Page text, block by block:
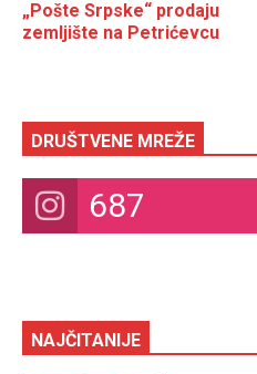
„Pošte Srpske“ prodaju
zemljište na Petrićevcu
DRUŠTVENE MREŽE
687
NAJČITANIJE